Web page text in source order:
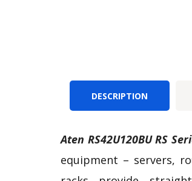
DESCRIPTION
Aten RS42U120BU RS
equipment – servers,